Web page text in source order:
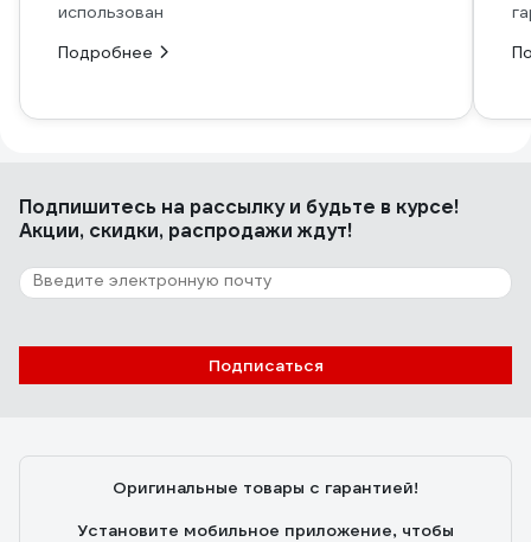
использован
Подробнее
Подпишитесь на рассылкуи будьте в курсе!
Акции, скидки, распродажи ждут!
Подписаться
Оригинальные товары с гарантией!
Установите мобильное приложение, чтобы